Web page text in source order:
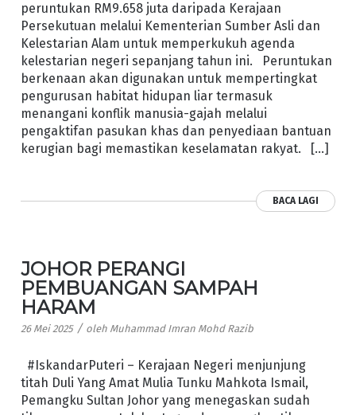
peruntukan RM9.658 juta daripada Kerajaan
Persekutuan melalui Kementerian Sumber Asli dan
Kelestarian Alam untuk memperkukuh agenda
kelestarian negeri sepanjang tahun ini. Peruntukan
berkenaan akan digunakan untuk mempertingkat
pengurusan habitat hidupan liar termasuk
menangani konflik manusia-gajah melalui
pengaktifan pasukan khas dan penyediaan bantuan
kerugian bagi memastikan keselamatan rakyat. […]
BACA LAGI
JOHOR PERANGI
PEMBUANGAN SAMPAH
HARAM
26 Mei 2025 / oleh Muhammad Imran Mohd Razib
#IskandarPuteri – Kerajaan Negeri menjunjung
titah Duli Yang Amat Mulia Tunku Mahkota Ismail,
Pemangku Sultan Johor yang menegaskan sudah